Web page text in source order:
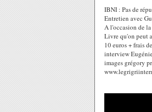
IBNI : Pas de
Entretien avec
A l'occasion de
Livre qu'on peut
10 euros + frais
interview
images grégory